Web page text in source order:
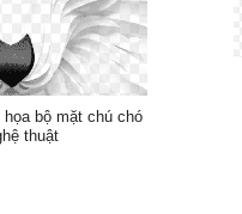
bộ mặt chú chó
thuật